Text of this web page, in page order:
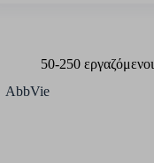
50-250 εργαζόμενοι
AbbVie